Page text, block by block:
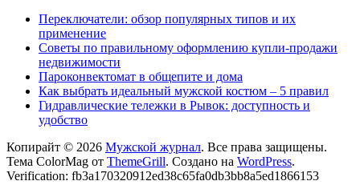
Переключатели: обзор популярных типов и их
применение
Советы по правильному оформлению купли-продажи
недвижимости
Пароконвектомат в общепите и дома
Как выбрать идеальный мужской костюм – 5 правил
Гидравлические тележки в Рывок: доступность и
удобство
Копирайт © 2026 Мужской журнал. Все права защищены.
Тема ColorMag от ThemeGrill. Создано на WordPress.
Verification: fb3a170320912ed38c65fa0db3bb8a5ed1866153